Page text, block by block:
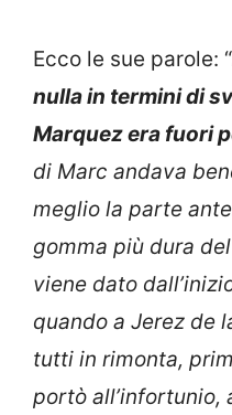
Ecco le sue parole: “
nulla in termini di
Marquez era fuori
di Marc andava
meglio la parte
gomma più dura
viene dato
quando a Jerez de
tutti in rimonta,
portò all’infortunio,